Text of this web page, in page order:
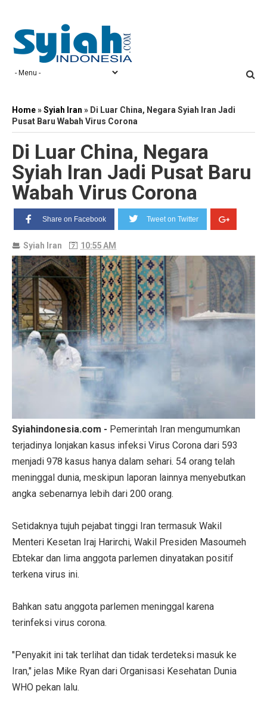
Home»Syiah Iran » Di Luar China, Negara Syiah Iran Jadi
Pusat Baru Wabah Virus Corona
Di Luar China, Negara
Syiah Iran Jadi Pusat Baru
Wabah Virus Corona
Share on Facebook Tweet on Twitter
Syiah Iran 10:55 AM
Syiahindonesia.com - Pemerintah Iran mengumumkan
terjadinya lonjakan kasus infeksi Virus Corona dari 593
menjadi 978 kasus hanya dalam sehari. 54 orang telah
meninggal dunia, meskipun laporan lainnya menyebutkan
angka sebenarnya lebih dari 200 orang.
Setidaknya tujuh pejabat tinggi Iran termasuk Wakil
Menteri Kesetan Iraj Harirchi, Wakil Presiden Masoumeh
Ebtekar dan lima anggota parlemen dinyatakan positif
terkena virus ini.
Bahkan satu anggota parlemen meninggal karena
terinfeksi virus corona.
"Penyakit ini tak terlihat dan tidak terdeteksi masuk ke
Iran," jelas Mike Ryan dari Organisasi Kesehatan Dunia
WHO pekan lalu.